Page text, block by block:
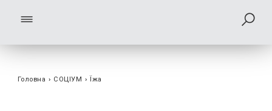
Головна › СОЦІУМ › Їжа